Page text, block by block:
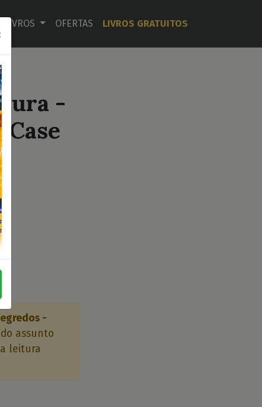
LIVROS OFERTAS LIVROS GRATUITOS
-
-
assunto
leitura